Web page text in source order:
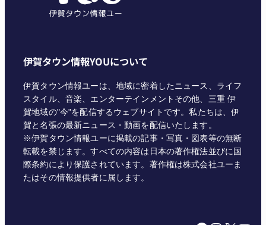
伊賀タウン情報YOUについて
伊賀タウン情報ユーは、地域に密着したニュース、ライフ
スタイル、音楽、エンターテインメントその他、三重 伊
賀地域の"今"を配信するウェブサイトです。私たちは、伊
賀と名張の最新ニュース・動画を配信いたします。
※伊賀タウン情報ユーに掲載の記事・写真・図表等の無断
転載を禁じます。すべての内容は日本の著作権法並びに国
際条約により保護されています。著作権は株式会社ユーま
たはその情報提供者に属します。